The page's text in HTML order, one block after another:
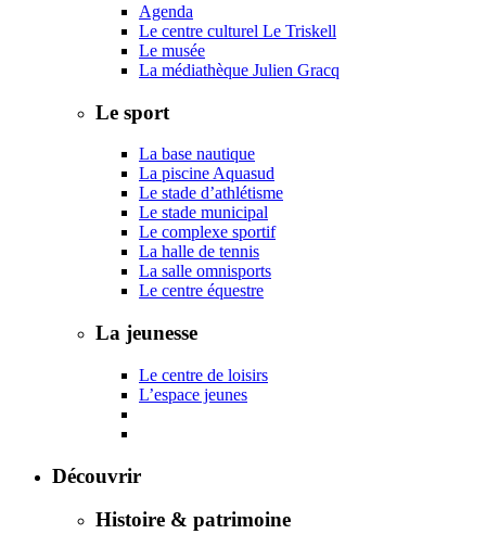
Agenda
Le centre culturel Le Triskell
Le musée
La médiathèque Julien Gracq
Le sport
La base nautique
La piscine Aquasud
Le stade d’athlétisme
Le stade municipal
Le complexe sportif
La halle de tennis
La salle omnisports
Le centre équestre
La jeunesse
Le centre de loisirs
L’espace jeunes
Découvrir
Histoire & patrimoine